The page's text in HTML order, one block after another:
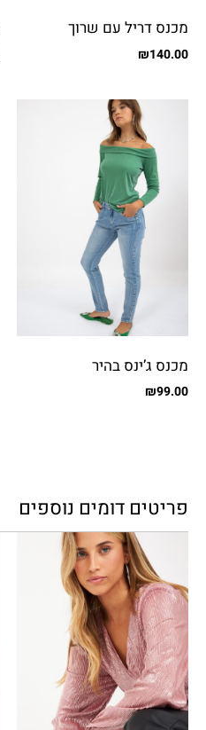
מכנס דריל עם שרוך
₪140.00
מכנס ג’ינס בהיר
₪99.00
פריטים דומים נוספים